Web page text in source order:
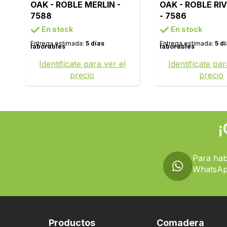
OAK - ROBLE MERLIN -
7588
En stock
Entrega estimada: 5 días
laborables
Identifícate para ver el
precio
OAK - ROBLE
- 7586
En stock
Entrega estimada: 5
laborables
Identifícate
precio
Para
Productos Comadera